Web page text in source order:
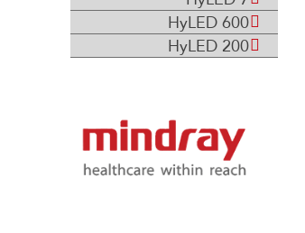
HyLED 600
HyLED 200
About Mindray